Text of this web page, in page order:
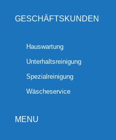
GESCHÄFTSKUNDEN
Hauswartung
Unterhaltsreinigung
Spezialreinigung
Wäscheservice
MENU